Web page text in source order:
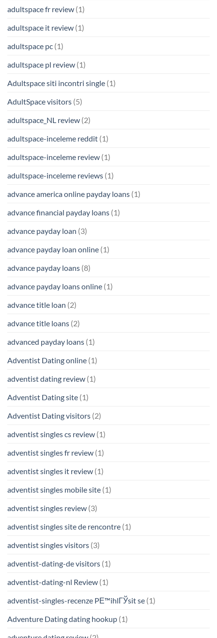
adultspace fr review (1)
adultspace it review (1)
adultspace pc (1)
adultspace pl review (1)
Adultspace siti incontri single (1)
AdultSpace visitors (5)
adultspace_NL review (2)
adultspace-inceleme reddit (1)
adultspace-inceleme review (1)
adultspace-inceleme reviews (1)
advance america online payday loans (1)
advance financial payday loans (1)
advance payday loan (3)
advance payday loan online (1)
advance payday loans (8)
advance payday loans online (1)
advance title loan (2)
advance title loans (2)
advanced payday loans (1)
Adventist Dating online (1)
adventist dating review (1)
Adventist Dating site (1)
Adventist Dating visitors (2)
adventist singles cs review (1)
adventist singles fr review (1)
adventist singles it review (1)
adventist singles mobile site (1)
adventist singles review (3)
adventist singles site de rencontre (1)
adventist singles visitors (3)
adventist-dating-de visitors (1)
adventist-dating-nl Review (1)
adventist-singles-recenze PЕ™ihlГЎsit se (1)
Adventure Dating dating hookup (1)